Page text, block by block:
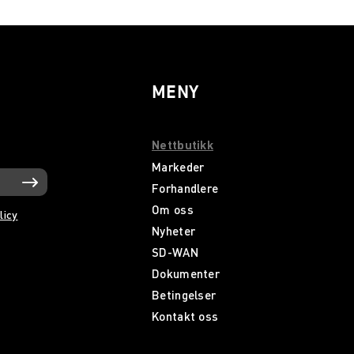
MENY
Nettbutikk
Markeder
Forhandlere
Om oss
Nyheter
SD-WAN
Dokumenter
Betingelser
Kontakt oss